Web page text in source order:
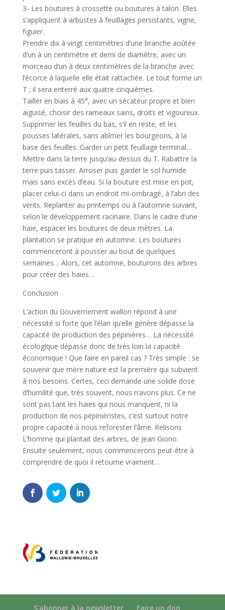
3- Les boutures à crossette ou boutures à talon. Elles
s’appliquent à arbustes à feuillages persistants, vigne,
figuier.
Prendre dix à vingt centimètres d’une branche aoûtée
d’un à un centimètre et demi de diamètre, avec un
morceau d’un à deux centimètres de la branche avec
l’écorce à laquelle elle était rattachée. Le tout forme un
T ; il sera enterré aux quatre cinquièmes.
Tailler en biais à 45°, avec un sécateur propre et bien
aiguisé, choisir des rameaux sains, droits et vigoureux.
Supprimer les feuilles du bas, s’il en reste, et les
pousses latérales, sans abîmer les bourgeons, à la
base des feuilles. Garder un petit feuillage terminal…
Mettre dans la terre jusqu’au-dessus du T. Rabattre la
terre puis tasser. Arroser puis garder le sol humide
mais sans excès d’eau. Si la bouture est mise en pot,
placer celui-ci dans un endroit mi-ombragé, à l’abri des
vents. Replanter au printemps ou à l’automne suivant,
selon le développement racinaire. Dans le cadre d’une
haie, espacer les boutures de deux mètres. La
plantation se pratique en automne. Les boutures
commenceront à pousser au bout de quelques
semaines… Alors, cet automne, bouturons des arbres
pour créer des haies…
Conclusion
L’action du Gouvernement wallon répond à une
nécessité si forte que l’élan qu’elle génère dépasse la
capacité de production des pépinières… La nécessité
écologique dépasse donc de très loin la capacité
économique ! Que faire en pareil cas ? Très simple : se
souvenir que mère nature est la première qui subvient
à nos besoins. Certes, ceci demande une solide dose
d’humilité que, très souvent, nous n’avons plus. Ce ne
sont pas tant les haies qui nous manquent, ni la
production de nos pépiniéristes, c’est surtout notre
propre capacité à nous reforester l’âme. Relisons
L’homme qui plantait des arbres, de Jean Giono.
Ensuite seulement, nous commencerons peut-être à
comprendre de quoi il retourne vraiment…
S’abonner à la newsletter Faire un don